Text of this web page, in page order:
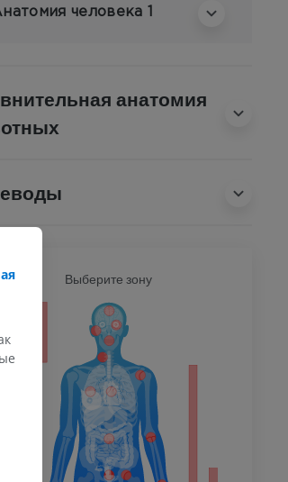
человека 1
анатомия
Выберите зону